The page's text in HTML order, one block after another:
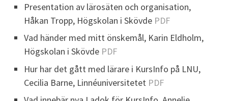
Presentation av lärosäten och organisation,
Håkan Tropp, Högskolan i Skövde PDF
Vad händer med mitt önskemål, Karin Eldholm,
Högskolan i Skövde PDF
Hur har det gått med lärare i KursInfo på LNU,
Cecilia Barne, Linnéuniversitetet PDF